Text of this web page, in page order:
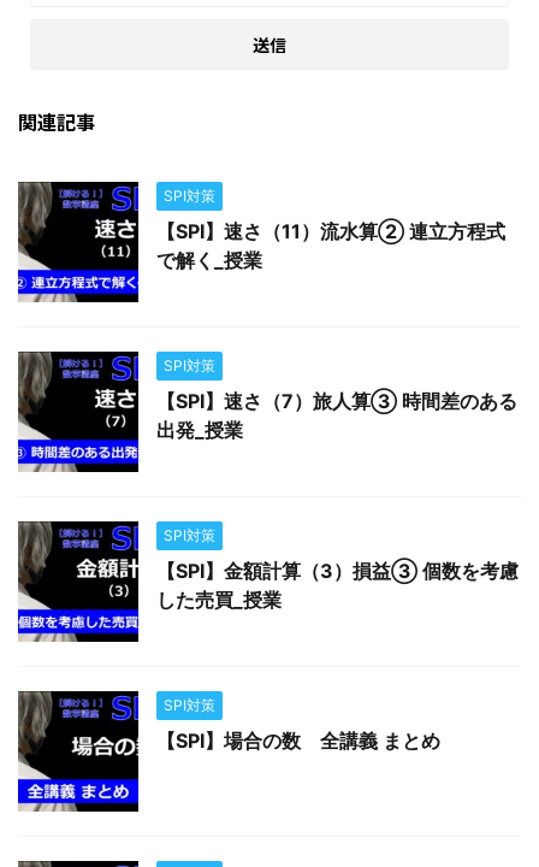
関連記事
SPI対策
【SPI】速さ（11）流水算② 連立方程式
で解く_授業
SPI対策
【SPI】速さ（7）旅人算③ 時間差のある
出発_授業
SPI対策
【SPI】金額計算（3）損益③ 個数を考慮
した売買_授業
SPI対策
【SPI】場合の数 全講義 まとめ